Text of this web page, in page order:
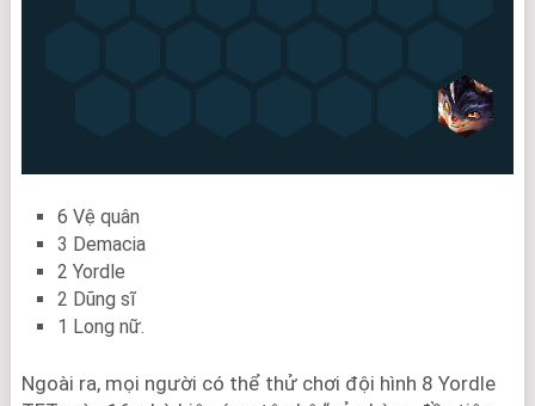
6 Vệ quân
3 Demacia
2 Yordle
2 Dũng sĩ
1 Long nữ.
Ngoài ra, mọi người có thể thử chơi đội hình 8 Yordle